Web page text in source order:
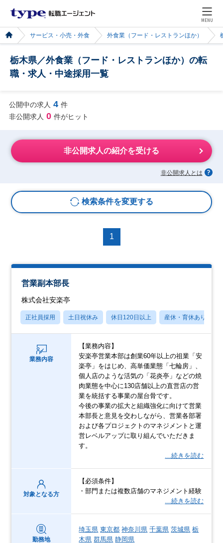
MENU
サービス・小売・外食 外食業（フード・レストランほか）
栃木県／外食業（フード・レストランほか）の転
職・求人・中途採用一覧
公開中の求人 4 件
非公開求人 0 件がヒット
非公開求人の紹介を受ける
非公開求人とは
検索条件を変更する
1
営業副本部長
株式会社安楽亭
正社員採用 土日祝休み 休日120日以上 産休・育休あり
業務内容
【業務内容】
安楽亭営業本部は創業60年以上の祖業「安
楽亭」をはじめ、高単価業態「七輪房」、
個人店のような活気の「花炎亭」などの焼
肉業態を中心に130店舗以上の直営店の営
業を統括する事業の屋台骨です。
今後の事業の拡大と組織強化に向けて営業
本部長と意見を交わしながら、営業各部署
および各プロジェクトのマネジメントと運
営レベルアップに取り組んでいただきま
す。
…続きを読む
対象となる方
【必須条件】
・部門または複数店舗のマネジメント経験
…続きを読む
勤務地
埼玉県 東京都 神奈川県 千葉県 茨城県 栃
木県 群馬県 静岡県